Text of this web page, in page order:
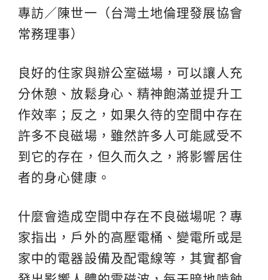
專訪／陳世一（台灣土地倫理發展協會
常務理事）
良好的住家與辦公室磁場，可以讓人充
分休憩、放鬆身心、精神飽滿並提升工
作效率；反之，如果久待的空間中存在
許多不良磁場，雖然許多人可能感受不
到它的存在，但久而久之，將影響居住
者的身心健康。
什麼會造成空間中存在不良磁場呢？專
家指出，戶外的高壓電桶、變電所或是
家中的電器設備及配電線等，其實都會